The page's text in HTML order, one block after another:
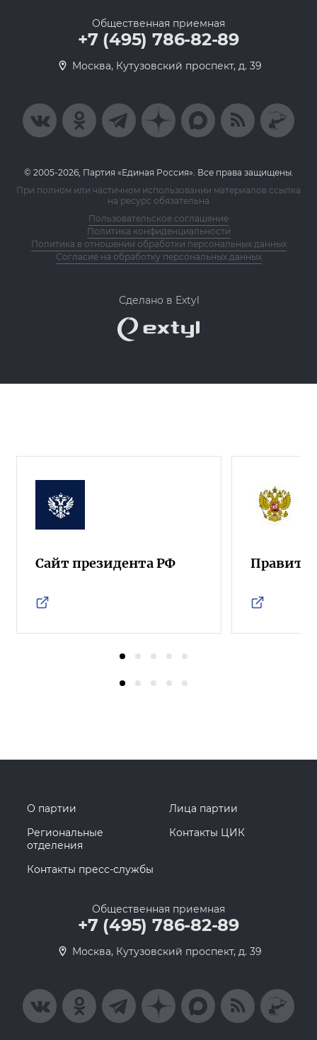
Общественная приемная
+7 (495) 786-82-89
Москва, Кутузовский проспект, д. 39
© 2005-2026, Партия «Единая Россия». Все права защищены.
При полном или частичном использовании материалов ссылка
на ресурс обязательна
Пользовательское соглашение
Политика конфиденциальности
Политика в отношении обработки персональных данных
Согласие на обработку персональных данных
Сделано в Extyl
Сайт президента РФ
О партии
Лица партии
Региональные
отделения
Контакты ЦИК
Контакты пресс-службы
Общественная приемная
+7 (495) 786-82-89
Москва, Кутузовский проспект, д. 39